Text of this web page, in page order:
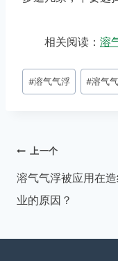
相关阅读： 溶
文
章
#溶气气浮 #溶气
文
章
导
上一个
溶气气浮被应用在
业的原因？